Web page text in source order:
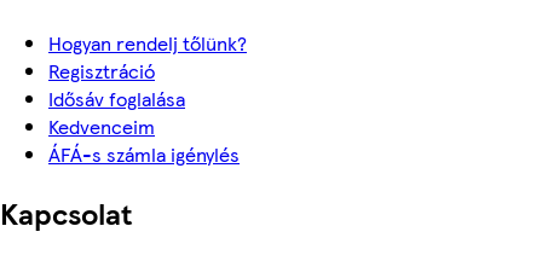
Hogyan rendelj tőlünk?
Regisztráció
Idősáv foglalása
Kedvenceim
ÁFÁ-s számla igénylés
Kapcsolat